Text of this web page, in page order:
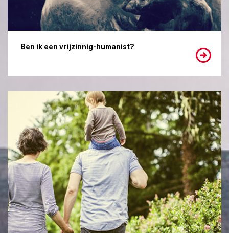
Ben ik een vrijzinnig-humanist?